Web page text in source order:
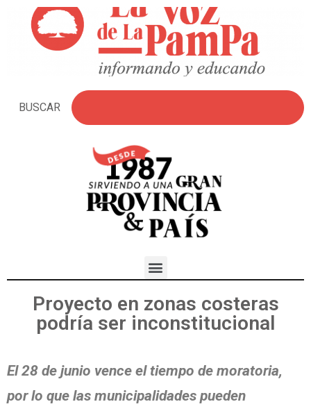
BUSCAR
Proyecto en zonas costeras
podría ser inconstitucional
El 28 de junio vence el tiempo de moratoria,
por lo que las municipalidades pueden